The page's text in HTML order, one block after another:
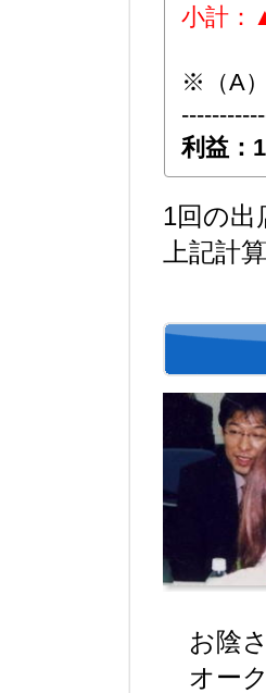
小計：
※（A）
利益：
1回の出
上記計
お陰さ
オー